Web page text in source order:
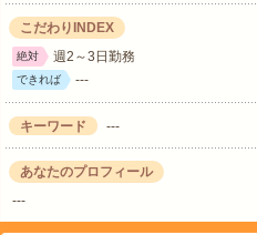
こだわりINDEX
絶対 週2～3日勤務
できれば ---
キーワード ---
あなたのプロフィール
---